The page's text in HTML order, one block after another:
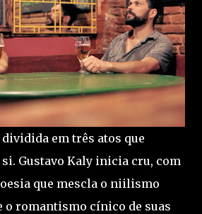
dividida em três atos que
Gustavo Kaly inicia cru, com
que mescla o niilismo
o romantismo cínico de suas